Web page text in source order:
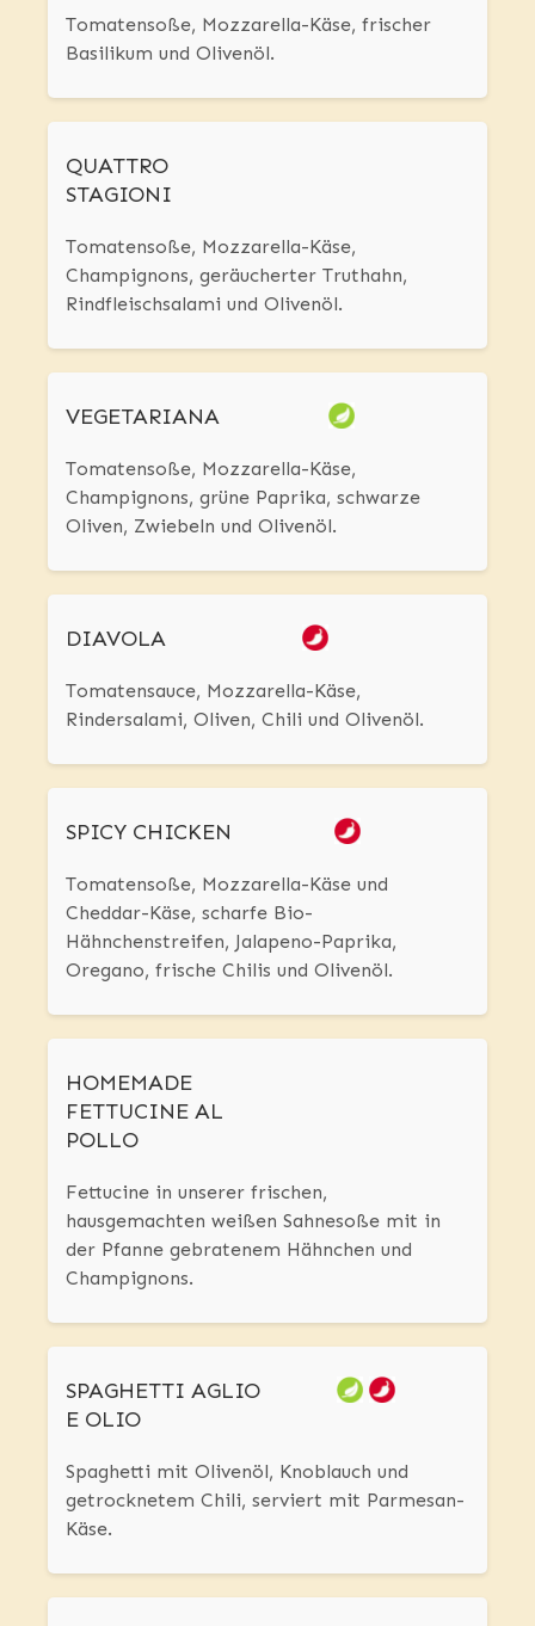
Tomatensoße, Mozzarella-Käse, frischer
Basilikum und Olivenöl.
QUATTRO
STAGIONI
Tomatensoße, Mozzarella-Käse,
Champignons, geräucherter Truthahn,
Rindfleischsalami und Olivenöl.
VEGETARIANA
Tomatensoße, Mozzarella-Käse,
Champignons, grüne Paprika, schwarze
Oliven, Zwiebeln und Olivenöl.
DIAVOLA
Tomatensauce, Mozzarella-Käse,
Rindersalami, Oliven, Chili und Olivenöl.
SPICY CHICKEN
Tomatensoße, Mozzarella-Käse und
Cheddar-Käse, scharfe Bio-
Hähnchenstreifen, Jalapeno-Paprika,
Oregano, frische Chilis und Olivenöl.
HOMEMADE
FETTUCINE AL
POLLO
Fettucine in unserer frischen,
hausgemachten weißen Sahnesoße mit in
der Pfanne gebratenem Hähnchen und
Champignons.
SPAGHETTI AGLIO
E OLIO
Spaghetti mit Olivenöl, Knoblauch und
getrocknetem Chili, serviert mit Parmesan-
Käse.